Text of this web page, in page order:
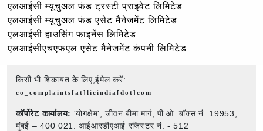
एलआईसी म्यूचुअल फंड ट्रस्टी प्राइवेट लिमिटेड
एलआईसी म्यूचुअल फंड एसेट मैनेजमेंट लिमिटेड
एलआईसी हाउसिंग फाइनेंस लिमिटेड
एलआईसीएचएफएल एसेट मैनेजमेंट कंपनी लिमिटेड
किसी भी शिकायत के लिए,ईमेल करें:
co_complaints[at]licindia[dot]com
कॉर्पोरेट कार्यालय: 'योगक्षेम', जीवन बीमा मार्ग, पी.ओ. बॉक्स नं. 19953,
मुंबई – 400 021. आईआरडीएआई रजिस्टर नं. - 512